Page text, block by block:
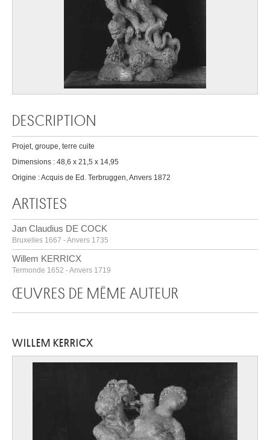
DESCRIPTION
Projet, groupe, terre cuite
Dimensions : 48,6 x 21,5 x 14,95
Origine : Acquis de Ed. Terbruggen, Anvers 1872
ARTISTES
Jan Claudius DE COCK
Bruxelles 1667 - Anvers 1735
Willem KERRICX
Termonde 1652 - Anvers 1719
ŒUVRES DE MÊME AUTEUR
WILLEM KERRICX